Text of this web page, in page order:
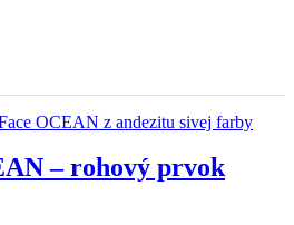
– rohový prvok